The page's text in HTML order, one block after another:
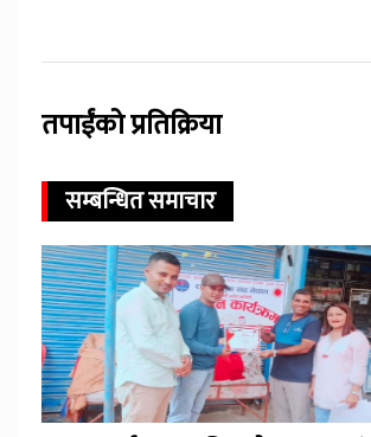
तपाईंको प्रतिक्रिया
सम्बन्धित समाचार